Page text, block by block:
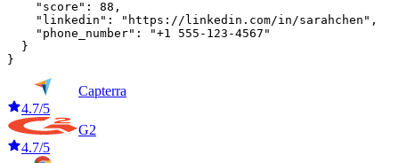
    "score": 88,
    "linkedin": "https://linkedin.com/in/sarahchen",
    "phone_number": "+1 555-123-4567"
  }
}
Capterra
4.7/5
G2
4.7/5